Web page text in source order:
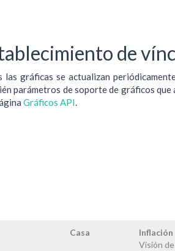
de
las gráficas se actualizan
parámetros de soporte de gráficos
Gráficos API
Casa
Inflación
Visión